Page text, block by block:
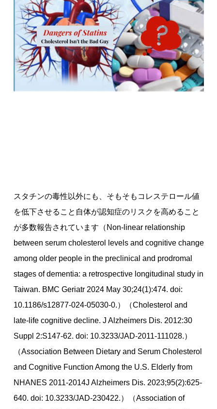
スタチンの毒性以外にも、そもそもコレステロール値
を低下させること自体が認知症のリスクを高めること
が多数報告されています（Non-linear relationship
between serum cholesterol levels and cognitive change
among older people in the preclinical and prodromal
stages of dementia: a retrospective longitudinal study in
Taiwan. BMC Geriatr 2024 May 30;24(1):474. doi:
10.1186/s12877-024-05030-0.）（Cholesterol and
late-life cognitive decline. J Alzheimers Dis. 2012:30
Suppl 2:S147-62. doi: 10.3233/JAD-2011-111028.）
（Association Between Dietary and Serum Cholesterol
and Cognitive Function Among the U.S. Elderly from
NHANES 2011-2014J Alzheimers Dis. 2023;95(2):625-
640. doi: 10.3233/JAD-230422.）（Association of